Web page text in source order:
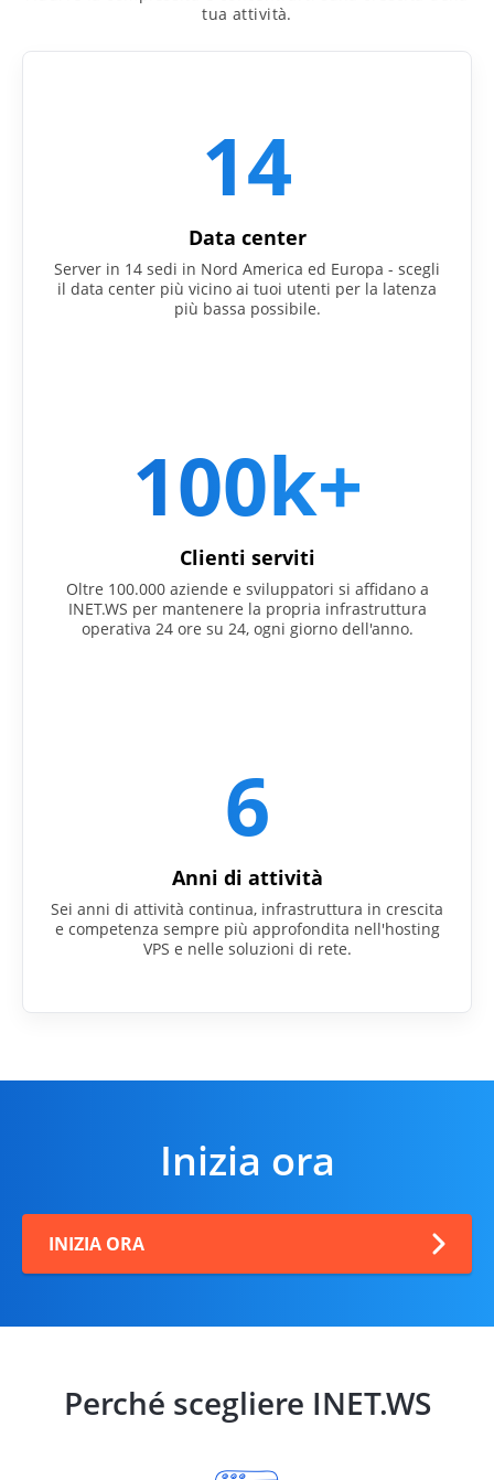
tua attività.
14
Data center
Server in 14 sedi in Nord America ed Europa - scegli
il data center più vicino ai tuoi utenti per la latenza
più bassa possibile.
100k+
Clienti serviti
Oltre 100.000 aziende e sviluppatori si affidano a
INET.WS per mantenere la propria infrastruttura
operativa 24 ore su 24, ogni giorno dell'anno.
6
Anni di attività
Sei anni di attività continua, infrastruttura in crescita
e competenza sempre più approfondita nell'hosting
VPS e nelle soluzioni di rete.
Inizia ora
INIZIA ORA
Perché scegliere INET.WS